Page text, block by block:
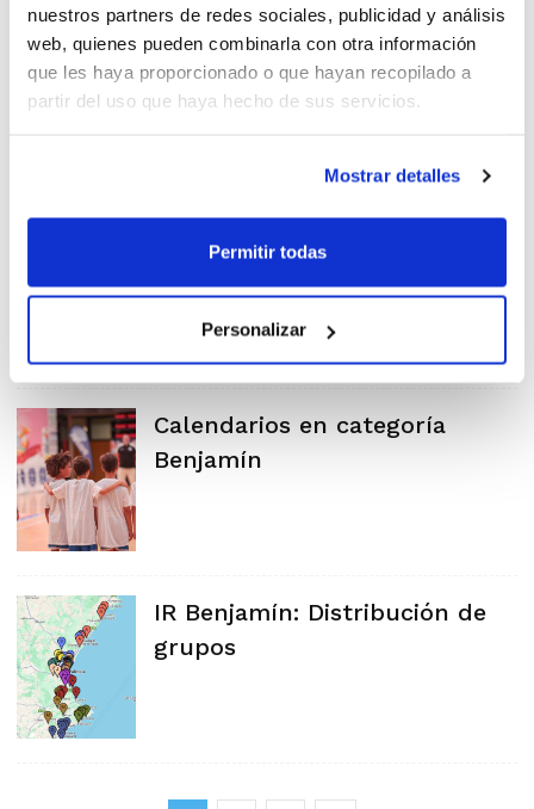
nuestros partners de redes sociales, publicidad y análisis
web, quienes pueden combinarla con otra información
que les haya proporcionado o que hayan recopilado a
partir del uso que haya hecho de sus servicios.
Mostrar detalles
Permitir todas
Personalizar
IR Benjamín: Distribución de
grupos Fase Campeonatos
Benjamín IR cubre su primera
Calendarios en categoría
Benjamín
IR Benjamín: Distribución de
grupos